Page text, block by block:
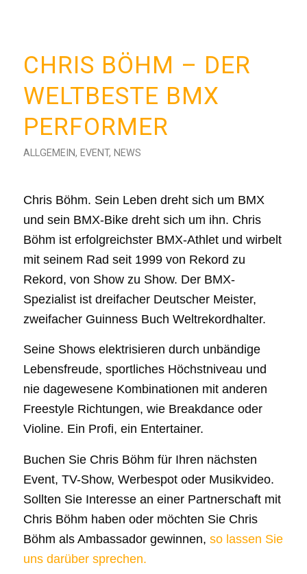
CHRIS BÖHM – DER
WELTBESTE BMX
PERFORMER
ALLGEMEIN, EVENT, NEWS
Chris Böhm. Sein Leben dreht sich um BMX
und sein BMX-Bike dreht sich um ihn. Chris
Böhm ist erfolgreichster BMX-Athlet und wirbelt
mit seinem Rad seit 1999 von Rekord zu
Rekord, von Show zu Show. Der BMX-
Spezialist ist dreifacher Deutscher Meister,
zweifacher Guinness Buch Weltrekordhalter.
Seine Shows elektrisieren durch unbändige
Lebensfreude, sportliches Höchstniveau und
nie dagewesene Kombinationen mit anderen
Freestyle Richtungen, wie Breakdance oder
Violine. Ein Profi, ein Entertainer.
Buchen Sie Chris Böhm für Ihren nächsten
Event, TV-Show, Werbespot oder Musikvideo.
Sollten Sie Interesse an einer Partnerschaft mit
Chris Böhm haben oder möchten Sie Chris
Böhm als Ambassador gewinnen, so lassen Sie
uns darüber sprechen.